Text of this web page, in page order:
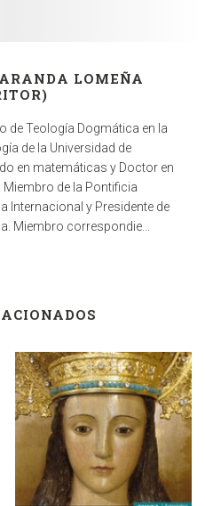
LOMEÑA
de Teología Dogmática en la
de la Universidad de
en matemáticas y Doctor en
de la Pontificia
Internacional y Presidente de
Miembro correspondie...